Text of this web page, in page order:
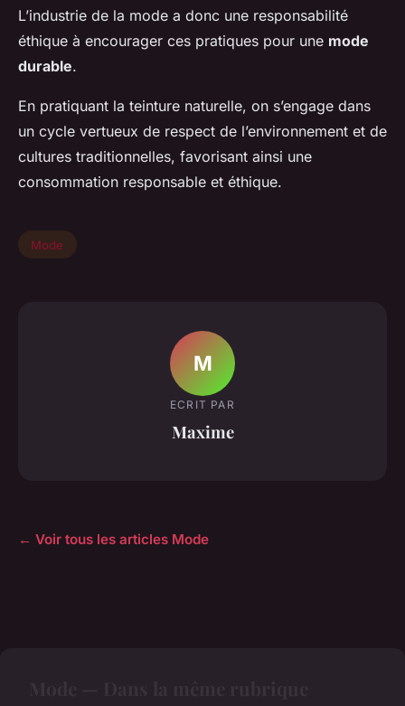
L’industrie de la mode a donc une responsabilité
éthique à encourager ces pratiques pour une mode
durable.
En pratiquant la teinture naturelle, on s’engage dans
un cycle vertueux de respect de l’environnement et de
cultures traditionnelles, favorisant ainsi une
consommation responsable et éthique.
Mode
M
ECRIT PAR
Maxime
← Voir tous les articles Mode